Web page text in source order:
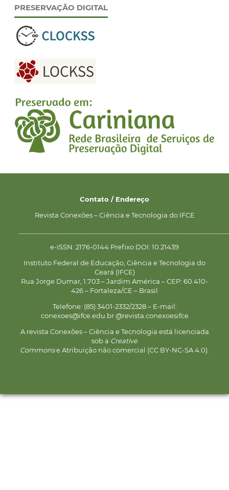
PRESERVAÇÃO DIGITAL
Contato / Endereço
Revista Conexões – Ciência e Tecnologia do IFCE
e-ISSN: 2176-0144 Prefixo DOI: 10.21439
Instituto Federal de Educação, Ciência e Tecnologia do
Ceará (IFCE)
Rua Jorge Dumar, 1.703 – Jardim América – CEP: 60.410-
426 – Fortaleza/CE – Brasil
Telefone: (85) 3401-2332/2328 – E-mail:
conexoes@ifce.edu.br @revista.conexoesifce
A revista Conexões – Ciência e Tecnologia está licenciada
sob a Creative
Commonse Atribuição não comercial (CC BY-NC-SA 4.0).